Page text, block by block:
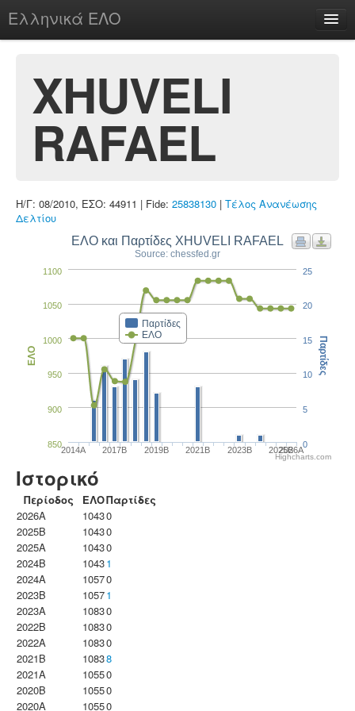
Ελληνικά ΕΛΟ
chesstu.be @ discord
Login
XHUVELI
RAFAEL
Η/Γ: 08/2010, ΕΣΟ: 44911 | Fide: 25838130 | Τέλος Ανανέωσης
Δελτίου
ΕΛΟ και Παρτίδες XHUVELI RAFAEL
Source: chessfed.gr
Παρτίδες
ΕΛΟ
2014A 2017B 2019B 2021B 2023B 2025B
2026A
850
900
950
1000
1050
1100
ΕΛΟ
0
5
10
15
20
25
Παρτίδες
Highcharts.com
Ιστορικό
Περίοδος ΕΛΟΠαρτίδες
2026A
10430
2025B
10430
2025A
10430
2024B
10431
2024A
10570
2023B
10571
2023Α
10830
2022B
10830
2022A
10830
2021B
10838
2021A
10550
2020B
10550
2020A
10550